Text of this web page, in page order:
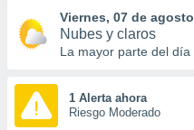
forma
digital
Viernes, 07 de agosto
Nubes y claros
La mayor parte del día
1 Alerta ahora
Riesgo Moderado